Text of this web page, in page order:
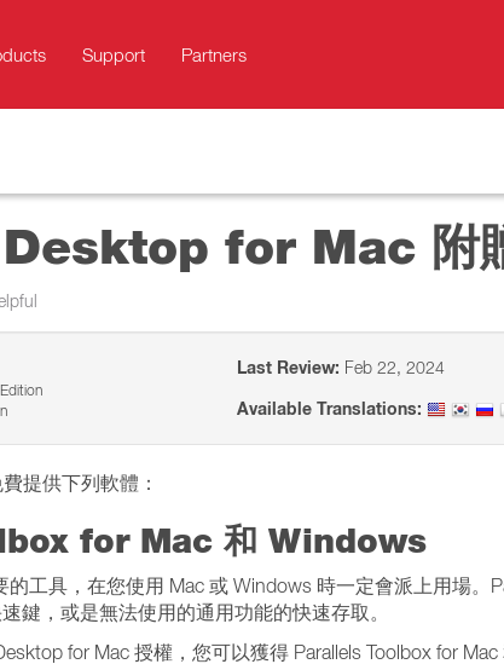
Support Partners
for Mac 附
Last Review: Feb 22, 2024
Available Translations:
提供下列軟體：
for Mac 和 Windows
的工具，在您使用 Mac 或 Windows 時一定會派上用場。
鍵，或是無法使用的通用功能的快速存取。
for Mac 授權，您可以獲得 Parallels Toolbox for